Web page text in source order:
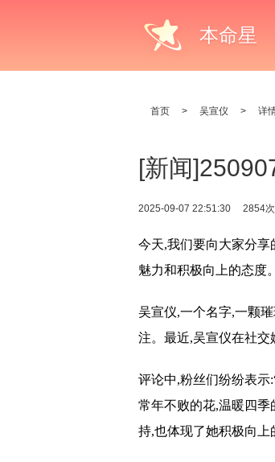
本命星
首页 > 吴宣仪 > 详
[新闻
2025-09-07 22:51:30 2854
今天,我们要向大家分
魅力和积极向上的态度。
吴宣仪,一个名字,一颗
注。最近,吴宣仪在社交
评论中,粉丝们纷纷表示
常年不败的花,温暖四季
持,也体现了她积极向上